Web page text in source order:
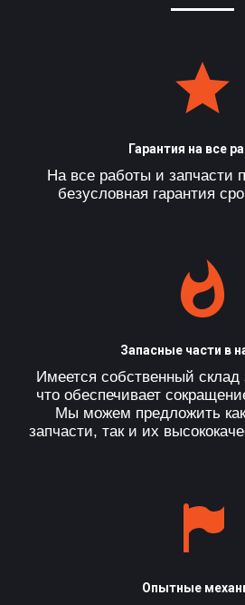
Гарантия на все
На все работы и запчасти
безусловная гарантия
Запасные части в
Имеется собственный склад
что обеспечивает
Мы можем предложить
запчасти, так и их
Опытные